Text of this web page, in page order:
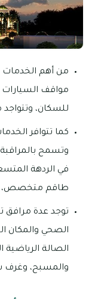
للسكان،
كما تتوافر
وتسمح بالمراقبة
في الردهة
طاقم متخصص،
توجد عدة مرافق
الصحي والمكان
الصالة الرياضية
والمسبح، وغرف